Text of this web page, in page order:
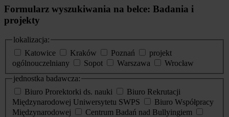
Formularz wyszukiwania na belce: Badania i
projekty
lokalizacja:
Katowice
Kraków Poznań
projekt
ogólnouczelniany
Sopot Warszawa
Wrocław
jednostka badawcza:
Biuro Prorektorki ds. nauki
Biuro Rekrutacji
Międzynarodowej Uniwersytetu SWPS
Biuro Współpracy
Międzynarodowej
Centrum Badań nad Bullyingiem